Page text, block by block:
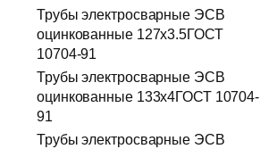
Трубы электросварные ЭСВ
оцинкованные 127х3.5ГОСТ
10704-91
Трубы электросварные ЭСВ
оцинкованные 133х4ГОСТ 10704-
91
Трубы электросварные ЭСВ